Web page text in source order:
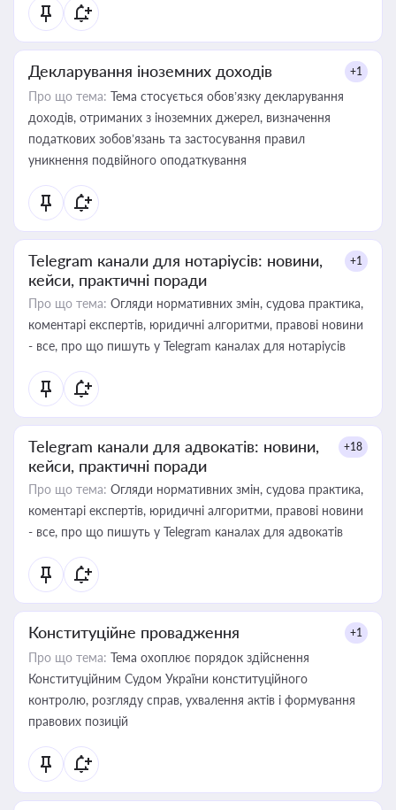
Декларування іноземних доходів +1
Про що тема: Тема стосується обов’язку декларування
доходів, отриманих з іноземних джерел, визначення
податкових зобов’язань та застосування правил
уникнення подвійного оподаткування
Telegram канали для нотаріусів: новини,
кейси, практичні поради
+1
Про що тема: Огляди нормативних змін, судова практика,
коментарі експертів, юридичні алгоритми, правові новини
- все, про що пишуть у Telegram каналах для нотаріусів
Telegram канали для адвокатів: новини,
кейси, практичні поради
+18
Про що тема: Огляди нормативних змін, судова практика,
коментарі експертів, юридичні алгоритми, правові новини
- все, про що пишуть у Telegram каналах для адвокатів
Конституційне провадження +1
Про що тема: Тема охоплює порядок здійснення
Конституційним Судом України конституційного
контролю, розгляду справ, ухвалення актів і формування
правових позицій